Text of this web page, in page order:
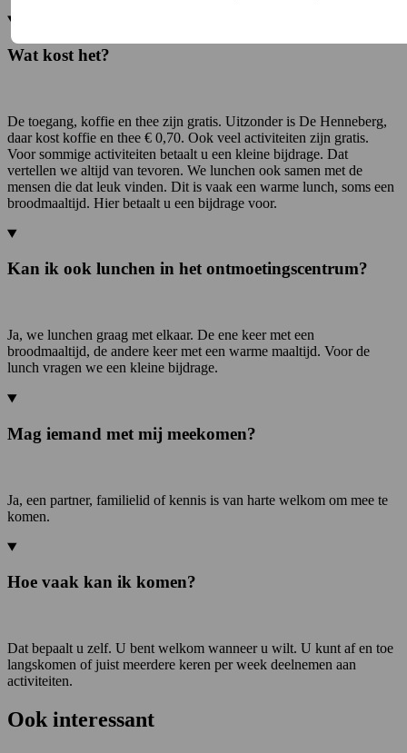
Wat kost het?
De toegang, koffie en thee zijn gratis. Uitzonder is De Henneberg,
daar kost koffie en thee € 0,70. Ook veel activiteiten zijn gratis.
Voor sommige activiteiten betaalt u een kleine bijdrage. Dat
vertellen we altijd van tevoren. We lunchen ook samen met de
mensen die dat leuk vinden. Dit is vaak een warme lunch, soms een
broodmaaltijd. Hier betaalt u een bijdrage voor.
Kan ik ook lunchen in het ontmoetingscentrum?
Ja, we lunchen graag met elkaar. De ene keer met een
broodmaaltijd, de andere keer met een warme maaltijd. Voor de
lunch vragen we een kleine bijdrage.
Mag iemand met mij meekomen?
Ja, een partner, familielid of kennis is van harte welkom om mee te
komen.
Hoe vaak kan ik komen?
Dat bepaalt u zelf. U bent welkom wanneer u wilt. U kunt af en toe
langskomen of juist meerdere keren per week deelnemen aan
activiteiten.
Ook interessant